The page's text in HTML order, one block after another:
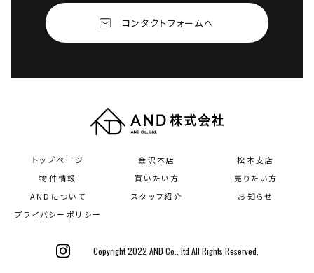
コンタクトフォームへ
トップページ 金沢本店
松本支店
物件情報
買いたい方
売りたい方
ANDについて
スタッフ紹介
お知らせ
プライバシーポリシー
Copyright 2022 AND Co., ltd All Rights Reserved,